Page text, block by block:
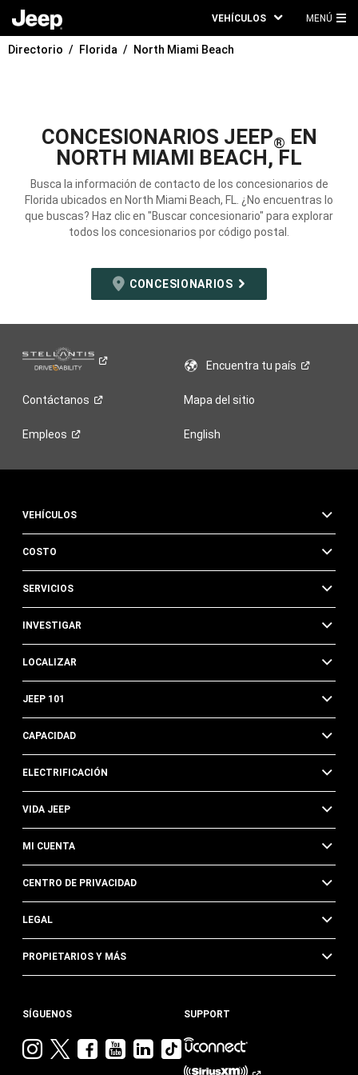
VEHÍCULOS MENÚ
Directorio Florida North Miami Beach
CONCESIONARIOS JEEP® EN
NORTH MIAMI BEACH, FL
Busca la información de contacto de los concesionarios de
Florida ubicados en North Miami Beach, FL. ¿No encuentras lo
que buscas? Haz clic en "Buscar concesionario" para explorar
todos los concesionarios por código postal.
CONCESIONARIOS
Encuentra tupaís
Contáctanos Mapa del sitio
Empleos English
VEHÍCULOS
COSTO
SERVICIOS
INVESTIGAR
LOCALIZAR
JEEP 101
CAPACIDAD
ELECTRIFICACIÓN
VIDA JEEP
MI CUENTA
CENTRO DE PRIVACIDAD
LEGAL
PROPIETARIOS Y MÁS
SÍGUENOS
VisitaVisitaVisitaVisitaVisita
Jeep
Visita
Jeep
SUPPORT